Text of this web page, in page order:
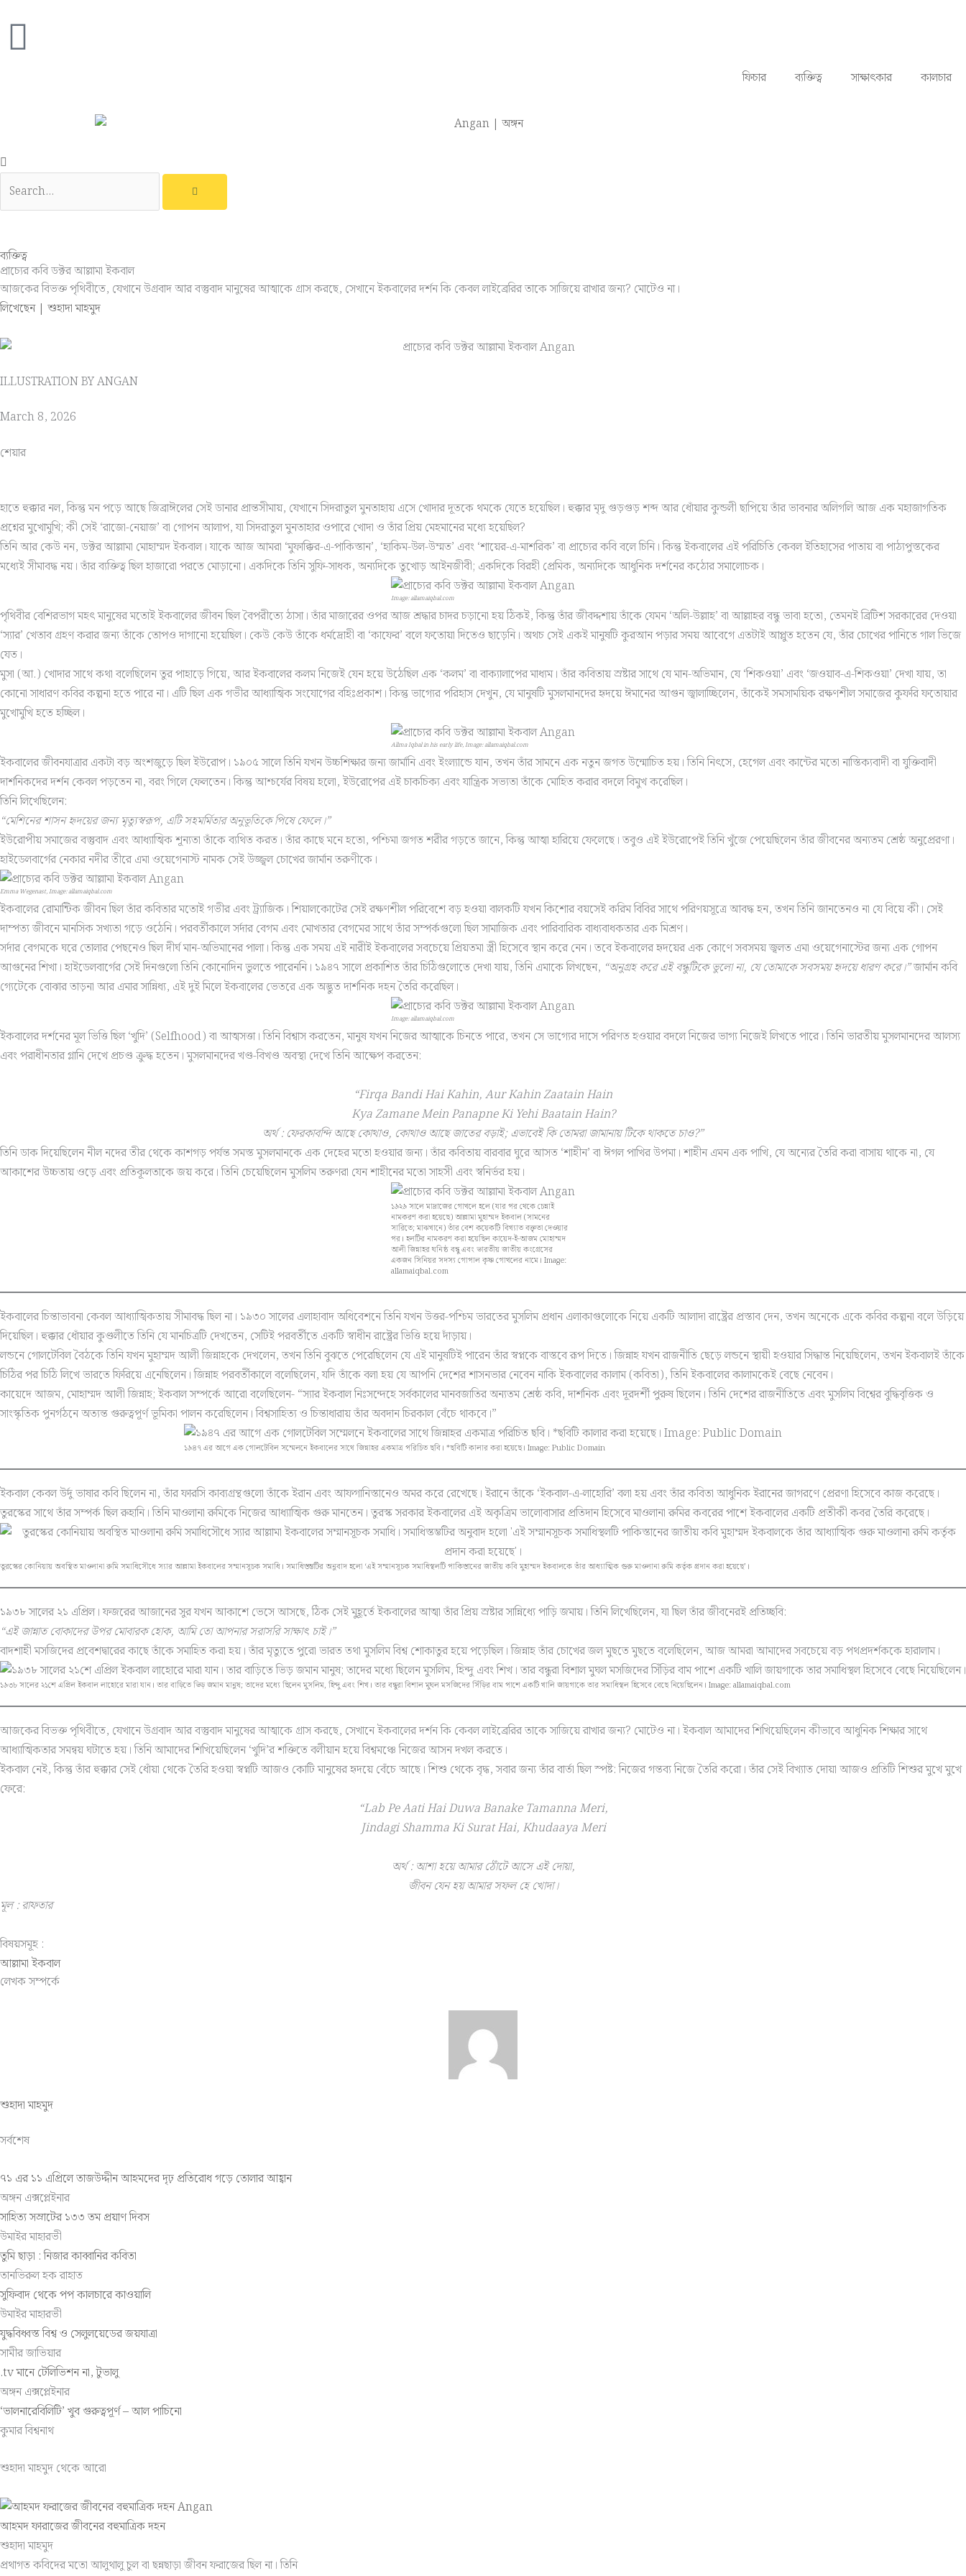
content
ফিচার
ব্যক্তিত্ব সাক্ষাৎকার কালচার
ব্যক্তিত্ব
প্রাচ্যের কবি ডক্টর আল্লামা ইকবাল
আজকের বিভক্ত পৃথিবীতে, যেখানে উগ্রবাদ আর বস্তুবাদ মানুষের আত্মাকে গ্রাস করছে, সেখানে ইকবালের দর্শন কি কেবল লাইব্রেরির তাকে সাজিয়ে রাখার জন্য? মোটেও না।
লিখেছেন | শুহাদা মাহমুদ
ILLUSTRATION BY ANGAN
March 8, 2026
শেয়ার
হাতে হুক্কার নল, কিন্তু মন পড়ে আছে জিব্রাঈলের সেই ডানার প্রান্তসীমায়, যেখানে সিদরাতুল মুনতাহায় এসে খোদার দূতকে থমকে যেতে হয়েছিল। হুক্কার মৃদু গুড়গুড় শব্দ আর ধোঁয়ার কুন্ডলী ছাপিয়ে তাঁর ভাবনার অলিগলি আজ এক মহাজাগতিক
প্রশ্নের মুখোমুখি; কী সেই ‘রাজো-নেয়াজ’ বা গোপন আলাপ, যা সিদরাতুল মুনতাহার ওপারে খোদা ও তাঁর প্রিয় মেহমানের মধ্যে হয়েছিল?
তিনি আর কেউ নন, ডক্টর আল্লামা মোহাম্মদ ইকবাল। যাকে আজ আমরা ‘মুফাক্কির-এ-পাকিস্তান’, ‘হাকিম-উল-উম্মত’ এবং ‘শায়ের-এ-মাশরিক’ বা প্রাচ্যের কবি বলে চিনি। কিন্তু ইকবালের এই পরিচিতি কেবল ইতিহাসের পাতায় বা পাঠ্যপুস্তকের
মধ্যেই সীমাবদ্ধ নয়। তাঁর ব্যক্তিত্ব ছিল হাজারো পরতে মোড়ানো। একদিকে তিনি সুফি-সাধক, অন্যদিকে তুখোড় আইনজীবী; একদিকে বিরহী প্রেমিক, অন্যদিকে আধুনিক দর্শনের কঠোর সমালোচক।
Image: allamaiqbal.com
পৃথিবীর বেশিরভাগ মহৎ মানুষের মতোই ইকবালের জীবন ছিল বৈপরীত্যে ঠাসা। তাঁর মাজারের ওপর আজ শ্রদ্ধার চাদর চড়ানো হয় ঠিকই, কিন্তু তাঁর জীবদ্দশায় তাঁকে যেমন ‘অলি-উল্লাহ’ বা আল্লাহর বন্ধু ভাবা হতো, তেমনই ব্রিটিশ সরকারের দেওয়া
‘স্যার’ খেতাব গ্রহণ করার জন্য তাঁকে তোপও দাগানো হয়েছিল। কেউ কেউ তাঁকে ধর্মদ্রোহী বা ‘কাফের’ বলে ফতোয়া দিতেও ছাড়েনি। অথচ সেই একই মানুষটি কুরআন পড়ার সময় আবেগে এতটাই আপ্লুত হতেন যে, তাঁর চোখের পানিতে গাল ভিজে
যেত।
মুসা (আ.) খোদার সাথে কথা বলেছিলেন তুর পাহাড়ে গিয়ে, আর ইকবালের কলম নিজেই যেন হয়ে উঠেছিল এক ‘কলম’ বা বাক্যালাপের মাধ্যম। তাঁর কবিতায় স্রষ্টার সাথে যে মান-অভিমান, যে ‘শিকওয়া’ এবং ‘জওয়াব-এ-শিকওয়া’ দেখা যায়, তা
কোনো সাধারণ কবির কল্পনা হতে পারে না। এটি ছিল এক গভীর আধ্যাত্মিক সংযোগের বহিঃপ্রকাশ। কিন্তু ভাগ্যের পরিহাস দেখুন, যে মানুষটি মুসলমানদের হৃদয়ে ঈমানের আগুন জ্বালাচ্ছিলেন, তাঁকেই সমসাময়িক রক্ষণশীল সমাজের কুফরি ফতোয়ার
মুখোমুখি হতে হচ্ছিল।
Allma Iqbal in his early life, Image: allamaiqbal.com
ইকবালের জীবনযাত্রার একটা বড় অংশজুড়ে ছিল ইউরোপ। ১৯০৫ সালে তিনি যখন উচ্চশিক্ষার জন্য জার্মানি এবং ইংল্যান্ডে যান, তখন তাঁর সামনে এক নতুন জগত উন্মোচিত হয়। তিনি নিৎসে, হেগেল এবং কান্টের মতো নাস্তিক্যবাদী বা যুক্তিবাদী
দার্শনিকদের দর্শন কেবল পড়তেন না, বরং গিলে ফেলতেন। কিন্তু আশ্চর্যের বিষয় হলো, ইউরোপের এই চাকচিক্য এবং যান্ত্রিক সভ্যতা তাঁকে মোহিত করার বদলে বিমুখ করেছিল।
তিনি লিখেছিলেন:
“মেশিনের শাসন হৃদয়ের জন্য মৃত্যুস্বরূপ, এটি সহমর্মিতার অনুভূতিকে পিষে ফেলে।”
ইউরোপীয় সমাজের বস্তুবাদ এবং আধ্যাত্মিক শূন্যতা তাঁকে ব্যথিত করত। তাঁর কাছে মনে হতো, পশ্চিমা জগত শরীর গড়তে জানে, কিন্তু আত্মা হারিয়ে ফেলেছে। তবুও এই ইউরোপেই তিনি খুঁজে পেয়েছিলেন তাঁর জীবনের অন্যতম শ্রেষ্ঠ অনুপ্রেরণা।
হাইডেলবার্গের নেকার নদীর তীরে এমা ওয়েগেনাস্ট নামক সেই উজ্জ্বল চোখের জার্মান তরুণীকে।
Emma Wegenast, Image: allamaiqbal.com
ইকবালের রোমান্টিক জীবন ছিল তাঁর কবিতার মতোই গভীর এবং ট্র্যাজিক। শিয়ালকোটের সেই রক্ষণশীল পরিবেশে বড় হওয়া বালকটি যখন কিশোর বয়সেই করিম বিবির সাথে পরিণয়সূত্রে আবদ্ধ হন, তখন তিনি জানতেনও না যে বিয়ে কী। সেই
দাম্পত্য জীবনে মানসিক সখ্যতা গড়ে ওঠেনি। পরবর্তীকালে সর্দার বেগম এবং মোখতার বেগমের সাথে তাঁর সম্পর্কগুলো ছিল সামাজিক এবং পারিবারিক বাধ্যবাধকতার এক মিশ্রণ।
সর্দার বেগমকে ঘরে তোলার পেছনেও ছিল দীর্ঘ মান-অভিমানের পালা। কিন্তু এক সময় এই নারীই ইকবালের সবচেয়ে প্রিয়তমা স্ত্রী হিসেবে স্থান করে নেন। তবে ইকবালের হৃদয়ের এক কোণে সবসময় জ্বলত এমা ওয়েগেনাস্টের জন্য এক গোপন
আগুনের শিখা। হাইডেলবার্গের সেই দিনগুলো তিনি কোনোদিন ভুলতে পারেননি। ১৯৪৭ সালে প্রকাশিত তাঁর চিঠিগুলোতে দেখা যায়, তিনি এমাকে লিখছেন, “অনুগ্রহ করে এই বন্ধুটিকে ভুলো না, যে তোমাকে সবসময় হৃদয়ে ধারণ করে।”জার্মান কবি
গ্যেটেকে বোঝার তাড়না আর এমার সান্নিধ্য, এই দুই মিলে ইকবালের ভেতরে এক অদ্ভুত দার্শনিক দহন তৈরি করেছিল।
Image: allamaiqbal.com
ইকবালের দর্শনের মূল ভিত্তি ছিল ‘খুদি’ (Selfhood) বা আত্মসত্তা। তিনি বিশ্বাস করতেন, মানুষ যখন নিজের আত্মাকে চিনতে পারে, তখন সে ভাগ্যের দাসে পরিণত হওয়ার বদলে নিজের ভাগ্য নিজেই লিখতে পারে। তিনি ভারতীয় মুসলমানদের আলস্য
এবং পরাধীনতার গ্লানি দেখে প্রচণ্ড ক্রুদ্ধ হতেন। মুসলমানদের খণ্ড-বিখণ্ড অবস্থা দেখে তিনি আক্ষেপ করতেন:
“Firqa Bandi Hai Kahin, Aur Kahin Zaatain Hain
Kya Zamane Mein Panapne Ki Yehi Baatain Hain?
অর্থ : ফেরকাবন্দি আছে কোথাও, কোথাও আছে জাতের বড়াই; এভাবেই কি তোমরা জামানায় টিকে থাকতে চাও?”
তিনি ডাক দিয়েছিলেন নীল নদের তীর থেকে কাশগড় পর্যন্ত সমস্ত মুসলমানকে এক দেহের মতো হওয়ার জন্য। তাঁর কবিতায় বারবার ঘুরে আসত ‘শাহীন’ বা ঈগল পাখির উপমা। শাহীন এমন এক পাখি, যে অন্যের তৈরি করা বাসায় থাকে না, যে
আকাশের উচ্চতায় ওড়ে এবং প্রতিকূলতাকে জয় করে। তিনি চেয়েছিলেন মুসলিম তরুণরা যেন শাহীনের মতো সাহসী এবং স্বনির্ভর হয়।
১৯২৯ সালে মাদ্রাজের গোখলে হলে (যার পর থেকে চেন্নাই
নামকরণ করা হয়েছে) আল্লামা মুহাম্মদ ইকবাল (সামনের
সারিতে; মাঝখানে) তাঁর বেশ কয়েকটি বিখ্যাত বক্তৃতা দেওয়ার
পর। হলটির নামকরণ করা হয়েছিল কায়েদ-ই-আজম মোহাম্মদ
আলী জিন্নাহর ঘনিষ্ঠ বন্ধু এবং ভারতীয় জাতীয় কংগ্রেসের
একজন সিনিয়র সদস্য গোপাল কৃষ্ণ গোখলের নামে। Image:
allamaiqbal.com
ইকবালের চিন্তাভাবনা কেবল আধ্যাত্মিকতায় সীমাবদ্ধ ছিল না। ১৯৩০ সালের এলাহাবাদ অধিবেশনে তিনি যখন উত্তর-পশ্চিম ভারতের মুসলিম প্রধান এলাকাগুলোকে নিয়ে একটি আলাদা রাষ্ট্রের প্রস্তাব দেন, তখন অনেকে একে কবির কল্পনা বলে উড়িয়ে
দিয়েছিল। হুক্কার ধোঁয়ার কুণ্ডলীতে তিনি যে মানচিত্রটি দেখতেন, সেটিই পরবর্তীতে একটি স্বাধীন রাষ্ট্রের ভিত্তি হয়ে দাঁড়ায়।
লন্ডনে গোলটেবিল বৈঠকে তিনি যখন মুহাম্মদ আলী জিন্নাহকে দেখলেন, তখন তিনি বুঝতে পেরেছিলেন যে এই মানুষটিই পারেন তাঁর স্বপ্নকে বাস্তবে রূপ দিতে। জিন্নাহ যখন রাজনীতি ছেড়ে লন্ডনে স্থায়ী হওয়ার সিদ্ধান্ত নিয়েছিলেন, তখন ইকবালই তাঁকে
চিঠির পর চিঠি লিখে ভারতে ফিরিয়ে এনেছিলেন। জিন্নাহ পরবর্তীকালে বলেছিলেন, যদি তাঁকে বলা হয় যে আপনি দেশের শাসনভার নেবেন নাকি ইকবালের কালাম (কবিতা), তিনি ইকবালের কালামকেই বেছে নেবেন।
কায়েদে আজম, মোহাম্মদ আলী জিন্নাহ; ইকবাল সম্পর্কে আরো বলেছিলেন- “স্যার ইকবাল নিঃসন্দেহে সর্বকালের মানবজাতির অন্যতম শ্রেষ্ঠ কবি, দার্শনিক এবং দূরদর্শী পুরুষ ছিলেন। তিনি দেশের রাজনীতিতে এবং মুসলিম বিশ্বের বুদ্ধিবৃত্তিক ও
সাংস্কৃতিক পুনর্গঠনে অত্যন্ত গুরুত্বপূর্ণ ভূমিকা পালন করেছিলেন। বিশ্বসাহিত্য ও চিন্তাধারায় তাঁর অবদান চিরকাল বেঁচে থাকবে।”
১৯৪৭ এর আগে এক গোলটেবিল সম্মেলনে ইকবালের সাথে জিন্নাহর একমাত্র পরিচিত ছবি। *ছবিটি কালার করা হয়েছে। Image: Public Domain
ইকবাল কেবল উর্দু ভাষার কবি ছিলেন না, তাঁর ফারসি কাব্যগ্রন্থগুলো তাঁকে ইরান এবং আফগানিস্তানেও অমর করে রেখেছে। ইরানে তাঁকে ‘ইকবাল-এ-লাহোরি’ বলা হয় এবং তাঁর কবিতা আধুনিক ইরানের জাগরণে প্রেরণা হিসেবে কাজ করেছে।
তুরস্কের সাথে তাঁর সম্পর্ক ছিল রুহানি। তিনি মাওলানা রুমিকে নিজের আধ্যাত্মিক গুরু মানতেন। তুরস্ক সরকার ইকবালের এই অকৃত্রিম ভালোবাসার প্রতিদান হিসেবে মাওলানা রুমির কবরের পাশে ইকবালের একটি প্রতীকী কবর তৈরি করেছে।
তুরস্কের কোনিয়ায় অবস্থিত মাওলানা রুমি সমাধিসৌধে স্যার আল্লামা ইকবালের সম্মানসূচক সমাধি। সমাধিস্তম্ভটির অনুবাদ হলো ‘এই সম্মানসূচক সমাধিস্থলটি পাকিস্তানের জাতীয় কবি মুহাম্মদ ইকবালকে তাঁর আধ্যাত্মিক গুরু মাওলানা রুমি কর্তৃক প্রদান করা হয়েছে’।
১৯৩৮ সালের ২১ এপ্রিল। ফজরের আজানের সুর যখন আকাশে ভেসে আসছে, ঠিক সেই মুহূর্তে ইকবালের আত্মা তাঁর প্রিয় স্রষ্টার সান্নিধ্যে পাড়ি জমায়। তিনি লিখেছিলেন, যা ছিল তাঁর জীবনেরই প্রতিচ্ছবি:
“এই জান্নাত বোকাদের উপর মোবারক হোক, আমি তো আপনার সরাসরি সাক্ষাৎ চাই।”
বাদশাহী মসজিদের প্রবেশদ্বারের কাছে তাঁকে সমাহিত করা হয়। তাঁর মৃত্যুতে পুরো ভারত তথা মুসলিম বিশ্ব শোকাতুর হয়ে পড়েছিল। জিন্নাহ তাঁর চোখের জল মুছতে মুছতে বলেছিলেন, আজ আমরা আমাদের সবচেয়ে বড় পথপ্রদর্শককে হারালাম।
১৯৩৮ সালের ২১শে এপ্রিল ইকবাল লাহোরে মারা যান। তার বাড়িতে ভিড় জমান মানুষ; তাদের মধ্যে ছিলেন মুসলিম, হিন্দু এবং শিখ। তার বন্ধুরা বিশাল মুঘল মসজিদের সিঁড়ির বাম পাশে একটি খালি জায়গাকে তার সমাধিস্থল হিসেবে বেছে নিয়েছিলেন। Image: allamaiqbal.com
আজকের বিভক্ত পৃথিবীতে, যেখানে উগ্রবাদ আর বস্তুবাদ মানুষের আত্মাকে গ্রাস করছে, সেখানে ইকবালের দর্শন কি কেবল লাইব্রেরির তাকে সাজিয়ে রাখার জন্য? মোটেও না। ইকবাল আমাদের শিখিয়েছিলেন কীভাবে আধুনিক শিক্ষার সাথে
আধ্যাত্মিকতার সমন্বয় ঘটাতে হয়। তিনি আমাদের শিখিয়েছিলেন ‘খুদি’র শক্তিতে বলীয়ান হয়ে বিশ্বমঞ্চে নিজের আসন দখল করতে।
ইকবাল নেই, কিন্তু তাঁর হুক্কার সেই ধোঁয়া থেকে তৈরি হওয়া স্বপ্নটি আজও কোটি মানুষের হৃদয়ে বেঁচে আছে। শিশু থেকে বৃদ্ধ, সবার জন্য তাঁর বার্তা ছিল স্পষ্ট: নিজের গন্তব্য নিজে তৈরি করো। তাঁর সেই বিখ্যাত দোয়া আজও প্রতিটি শিশুর মুখে মুখে
ফেরে:
“Lab Pe Aati Hai Duwa Banake Tamanna Meri,
Jindagi Shamma Ki Surat Hai, Khudaaya Meri
অর্থ : আশা হয়ে আমার ঠোঁটে আসে এই দোয়া,
জীবন যেন হয় আমার সফল হে খোদা।
মূল : রাফতার
বিষয়সমূহ :
আল্লামা ইকবাল
লেখক সম্পর্কে
শুহাদা মাহমুদ
সর্বশেষ
৭১ এর ১১ এপ্রিলে তাজউদ্দীন আহমদের দৃঢ় প্রতিরোধ গড়ে তোলার আহ্বান
অঙ্গন এক্সপ্লেইনার
সাহিত্য সম্রাটের ১৩৩ তম প্রয়াণ দিবস
উমাইর মাহারভী
তুমি ছাড়া : নিজার কাব্বানির কবিতা
তানভিরুল হক রাহাত
সুফিবাদ থেকে পপ কালচারে কাওয়ালি
উমাইর মাহারভী
যুদ্ধবিধ্বস্ত বিশ্ব ও সেলুলয়েডের জয়যাত্রা
সামীর জাভিয়ার
.tv মানে টেলিভিশন না, টুভালু
অঙ্গন এক্সপ্লেইনার
‘ভালনারেবিলিটি’ খুব গুরুত্বপূর্ণ – আল পাচিনো
কুমার বিশ্বনাথ
শুহাদা মাহমুদ থেকে আরো
আহমদ ফারাজের জীবনের বহুমাত্রিক দহন
শুহাদা মাহমুদ
প্রথাগত কবিদের মতো আলুথালু চুল বা ছন্নছাড়া জীবন ফরাজের ছিল না। তিনি